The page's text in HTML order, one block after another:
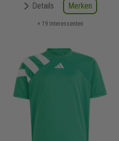
Details Merken
+ 19 Interessenten